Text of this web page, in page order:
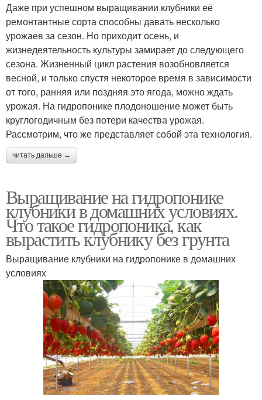
Даже при успешном выращивании клубники её
ремонтантные сорта способны давать несколько
урожаев за сезон. Но приходит осень, и
жизнедеятельность культуры замирает до следующего
сезона. Жизненный цикл растения возобновляется
весной, и только спустя некоторое время в зависимости
от того, ранняя или поздняя это ягода, можно ждать
урожая. На гидропонике плодоношение может быть
круглогодичным без потери качества урожая.
Рассмотрим, что же представляет собой эта технология.
читать дальше →
Выращивание на гидропонике
клубники в домашних условиях.
Что такое гидропоника, как
вырастить клубнику без грунта
Выращивание клубники на гидропонике в домашних
условиях